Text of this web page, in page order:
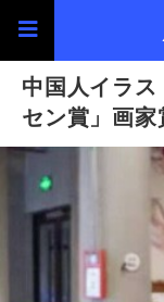
中国人イラ
セン賞」画